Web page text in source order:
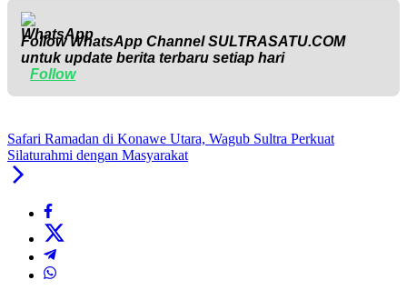
Follow WhatsApp ChannelSULTRASATU.COM
untuk update berita terbaru setiap hari
Follow
Safari Ramadan di Konawe Utara, Wagub Sultra Perkuat
Silaturahmi dengan Masyarakat